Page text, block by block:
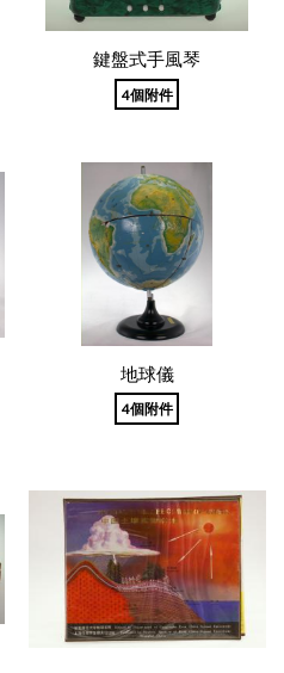
鍵盤式手風琴
4個附件
地球儀
4個附件